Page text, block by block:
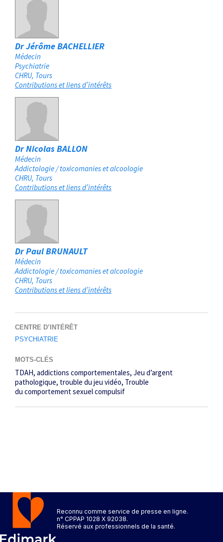
Dr Jérôme BACHELLIER
Médecin
Psychiatrie
CHRU Tours
Contributions et liens d’intérêts
Dr Nicolas BALLON
Médecin
Addictologie / toxicomanies et alcoologie
CHRU Tours
Contributions et liens d’intérêts
Dr Paul BRUNAULT
Médecin
Addictologie / toxicomanies et alcoologie
CHRU Tours
Contributions et liens d’intérêts
CENTRE D’INTÉRÊT
PSYCHIATRIE
MOTS-CLÉS
TDAH addictions comportementales Jeu d’argent
pathologique trouble du jeu vidéo Trouble
du comportement sexuel compulsif
Reconnu comme service de presse en ligne.
n° CPPAP 1028 X 92038.
Réservé aux professionnels de la santé.